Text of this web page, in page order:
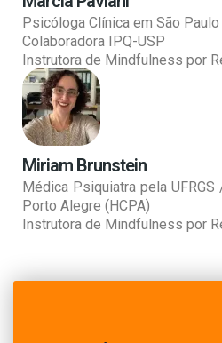
Psicóloga Clínica em São Paulo
Colaboradora IPQ-USP
Instrutora de Mindfulness por
Miriam Brunstein
Médica Psiquiatra pela
Porto Alegre (HCPA)
Instrutora de Mindfulness por